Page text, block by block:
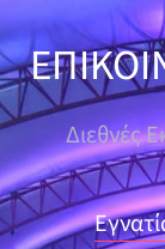
Διεθνές